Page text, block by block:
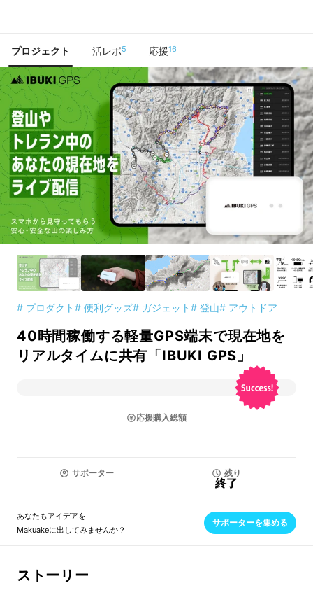
プロジェクト 活レポ5 応援16
# プロダクト# 便利グッズ# ガジェット# 登山# アウトドア
40時間稼働する軽量GPS端末で現在地を
リアルタイムに共有「IBUKI GPS」
応援購入総額
サポーター 残り
終了
あなたもアイデアを
Makuakeに出してみませんか？
サポーターを集める
ストーリー